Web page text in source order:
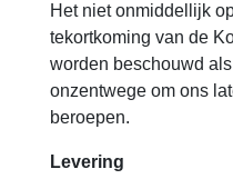
Het niet onmiddellijk
tekortkoming van de
worden beschouwd
onzentwege om ons
beroepen.
Levering